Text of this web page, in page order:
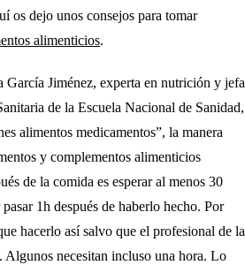
os dejo unos consejos para tomar
alimenticios.
Jiménez, experta en nutrición y jefa
de la Escuela Nacional de Sanidad,
alimentos medicamentos”, la manera
y complementos alimenticios
de la comida es esperar al menos 30
1h después de haberlo hecho. Por
hacerlo así salvo que el profesional de la
Algunos necesitan incluso una hora. Lo